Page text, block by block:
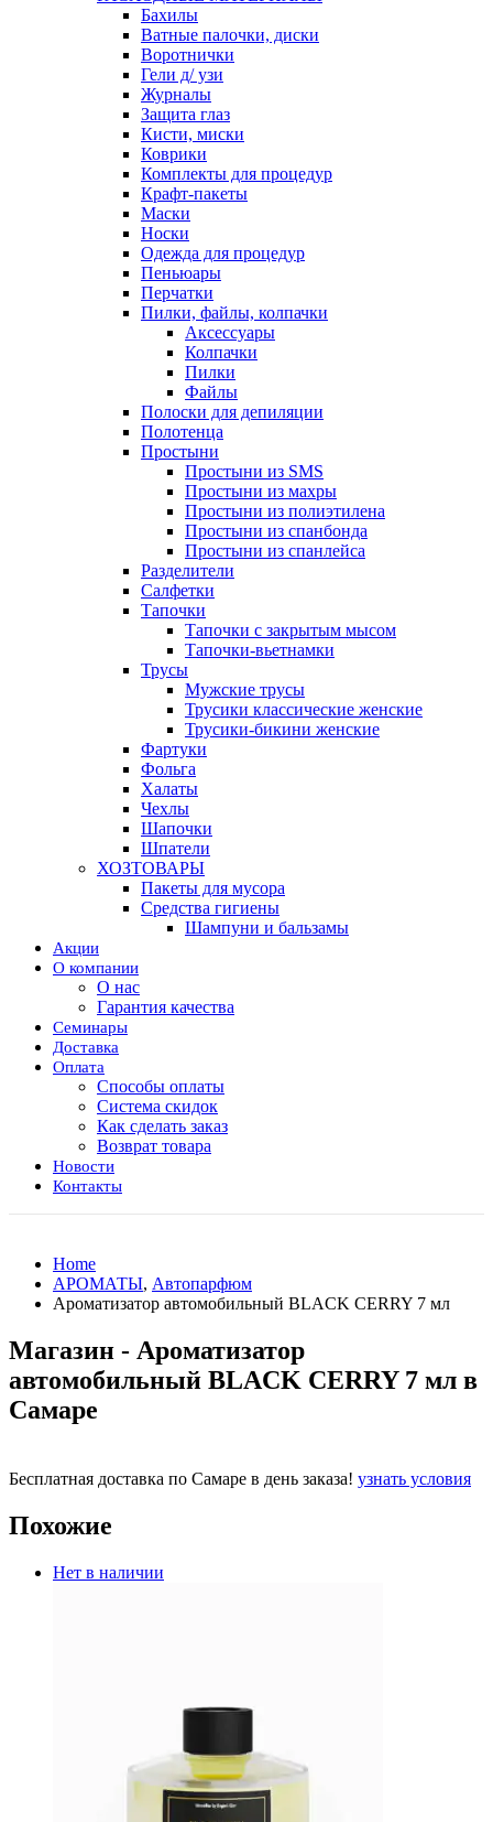
Бахилы
Ватные палочки, диски
Воротнички
Гели д/ узи
Журналы
Защита глаз
Кисти, миски
Коврики
Комплекты для процедур
Крафт-пакеты
Маски
Носки
Одежда для процедур
Пеньюары
Перчатки
Пилки, файлы, колпачки
Аксессуары
Колпачки
Пилки
Файлы
Полоски для депиляции
Полотенца
Простыни
Простыни из SMS
Простыни из махры
Простыни из полиэтилена
Простыни из спанбонда
Простыни из спанлейса
Разделители
Салфетки
Тапочки
Тапочки с закрытым мысом
Тапочки-вьетнамки
Трусы
Мужские трусы
Трусики классические женские
Трусики-бикини женские
Фартуки
Фольга
Халаты
Чехлы
Шапочки
Шпатели
ХОЗТОВАРЫ
Пакеты для мусора
Средства гигиены
Шампуни и бальзамы
Акции
О компании
О нас
Гарантия качества
Семинары
Доставка
Оплата
Способы оплаты
Система скидок
Как сделать заказ
Возврат товара
Новости
Контакты
Home
АРОМАТЫ, Автопарфюм
Ароматизатор автомобильный BLACK CERRY 7 мл
Магазин - Ароматизатор
автомобильный BLACK CERRY 7 мл в
Самаре
Бесплатная доставка по Самаре в день заказа! узнать условия
Похожие
Нет в наличии